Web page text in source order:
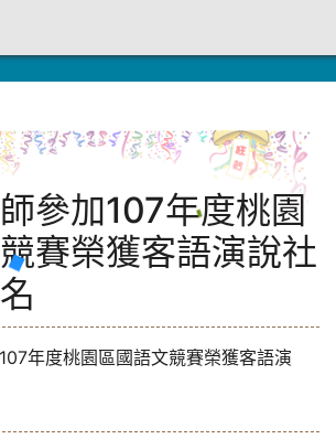
參加107年度桃園
賽榮獲客語演說社
年度桃園區國語文競賽榮獲客語演